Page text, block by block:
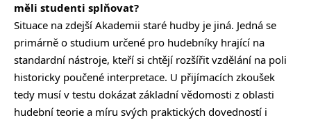
měli studenti splňovat?
Situace na zdejší Akademii staré hudby je jiná. Jedná se
primárně o studium určené pro hudebníky hrající na
standardní nástroje, kteří si chtějí rozšířit vzdělání na poli
historicky poučené interpretace. U přijímacích zkoušek
tedy musí v testu dokázat základní vědomosti z oblasti
hudební teorie a míru svých praktických dovedností i